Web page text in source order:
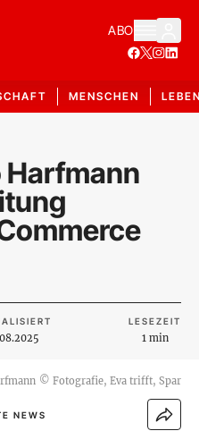
ABO
MENSCHEN
LESEZEIT
1 min
© Fotografie, Eva trifft, Spar
NEWS